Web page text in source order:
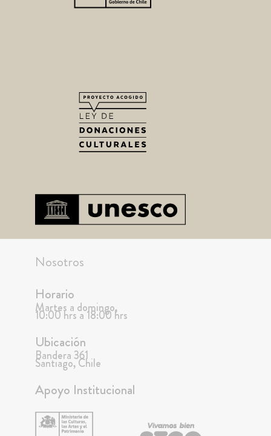
Nosotros
Horario
Martes a domingo,
10:00 hrs a 18:00 hrs
Ubicación
Bandera 361
Santiago, Chile
Apoyo Institucional